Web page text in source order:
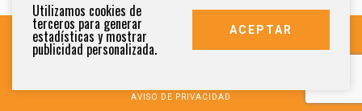
AVISO DE PRIVACIDAD
Utilizamos cookies de
terceros para generar
estadísticas y mostrar
publicidad personalizada.
ACEPTAR